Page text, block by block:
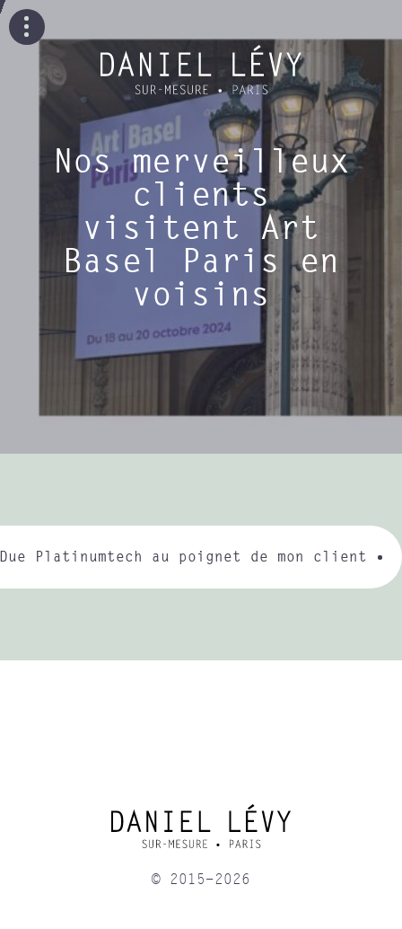
Nos merveilleux
clients
visitent Art
Basel Paris en
voisins
Platinumtech au poignet de mon client
© 2015-2026